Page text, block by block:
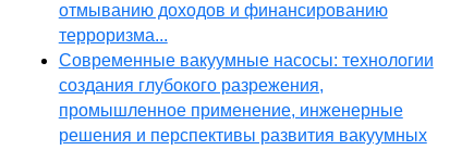
отмыванию доходов и финансированию
терроризма...
Современные вакуумные насосы: технологии
создания глубокого разрежения,
промышленное применение, инженерные
решения и перспективы развития вакуумных